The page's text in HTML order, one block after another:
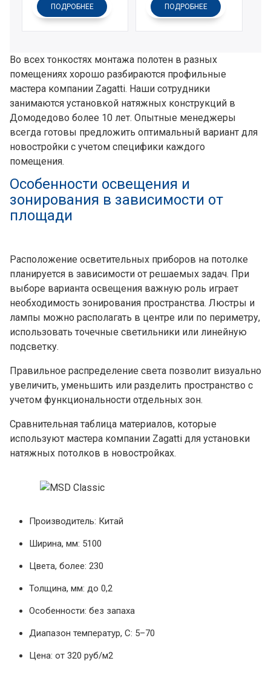
ПОДРОБНЕЕ ПОДРОБНЕЕ
Во всех тонкостях монтажа полотен в разных
помещениях хорошо разбираются профильные
мастера компании Zagatti. Наши сотрудники
занимаются установкой натяжных конструкций в
Домодедово более 10 лет. Опытные менеджеры
всегда готовы предложить оптимальный вариант для
новостройки с учетом специфики каждого
помещения.
Особенности освещения и
зонирования в зависимости от
площади
Расположение осветительных приборов на потолке
планируется в зависимости от решаемых задач. При
выборе варианта освещения важную роль играет
необходимость зонирования пространства. Люстры и
лампы можно располагать в центре или по периметру,
использовать точечные светильники или линейную
подсветку.
Правильное распределение света позволит визуально
увеличить, уменьшить или разделить пространство с
учетом функциональности отдельных зон.
Сравнительная таблица материалов, которые
используют мастера компании Zagatti для установки
натяжных потолков в новостройках.
Производитель: Китай
Ширина, мм: 5100
Цвета, более: 230
Толщина, мм: до 0,2
Особенности: без запаха
Диапазон температур, С: 5–70
Цена: от 320 руб/м2